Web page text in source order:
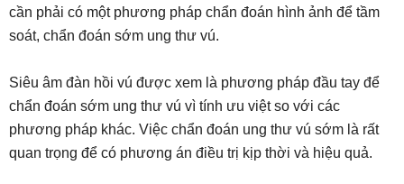
cần phải có một phương pháp chẩn đoán hình ảnh để tầm
soát, chẩn đoán sớm ung thư vú.
Siêu âm đàn hồi vú được xem là phương pháp đầu tay để
chẩn đoán sớm ung thư vú vì tính ưu việt so với các
phương pháp khác. Việc chẩn đoán ung thư vú sớm là rất
quan trọng để có phương án điều trị kịp thời và hiệu quả.